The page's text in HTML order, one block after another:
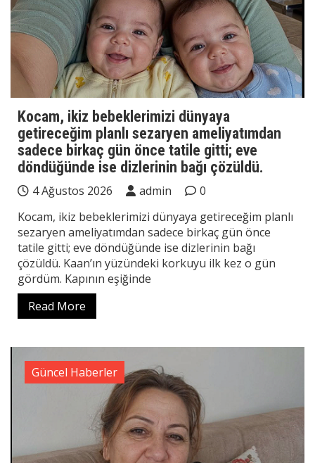
Kocam, ikiz bebeklerimizi dünyaya
getireceğim planlı sezaryen ameliyatımdan
sadece birkaç gün önce tatile gitti; eve
döndüğünde ise dizlerinin bağı çözüldü.
4 Ağustos 2026 admin
0
Kocam, ikiz bebeklerimizi dünyaya getireceğim planlı
sezaryen ameliyatımdan sadece birkaç gün önce
tatile gitti; eve döndüğünde ise dizlerinin bağı
çözüldü. Kaan’ın yüzündeki korkuyu ilk kez o gün
gördüm. Kapının eşiğinde
Read More
Güncel Haberler